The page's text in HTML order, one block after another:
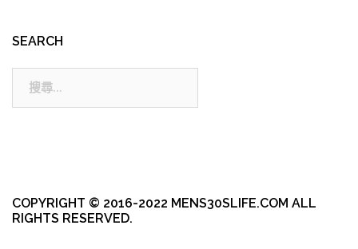
SEARCH
COPYRIGHT © 2016-2022 MENS30SLIFE.COM ALL
RIGHTS RESERVED.